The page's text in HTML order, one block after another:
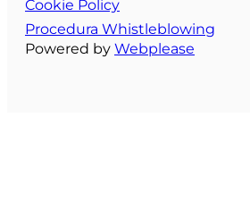
Cookie Policy
Procedura Whistleblowing
Powered by Webplease